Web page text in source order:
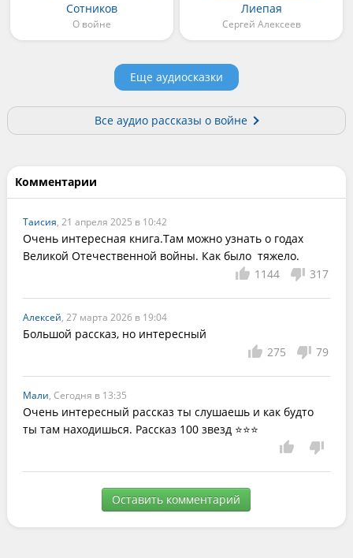
Сотников
О войне
Лиепая
Сергей Алексеев
Еще аудиосказки
Все аудио рассказы о войне
Комментарии
Таисия, 21 апреля 2025 в 10:42
Очень интересная книга.Там можно узнать о годах
Великой Отечественной войны. Как было  тяжело.
1144
317
Алексей, 27 марта 2026 в 19:04
Большой рассказ, но интересный
275
79
Мали, Сегодня в 13:35
Очень интересный рассказ ты слушаешь и как будто
ты там находишься. Рассказ 100 звезд ⭐️⭐️⭐️
Оставить комментарий